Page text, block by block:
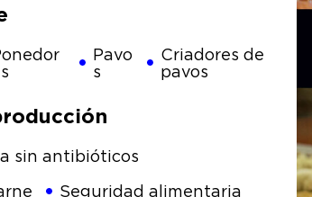
Pavo
s
Criadores de
pavos
sin antibióticos
Seguridad alimentaria